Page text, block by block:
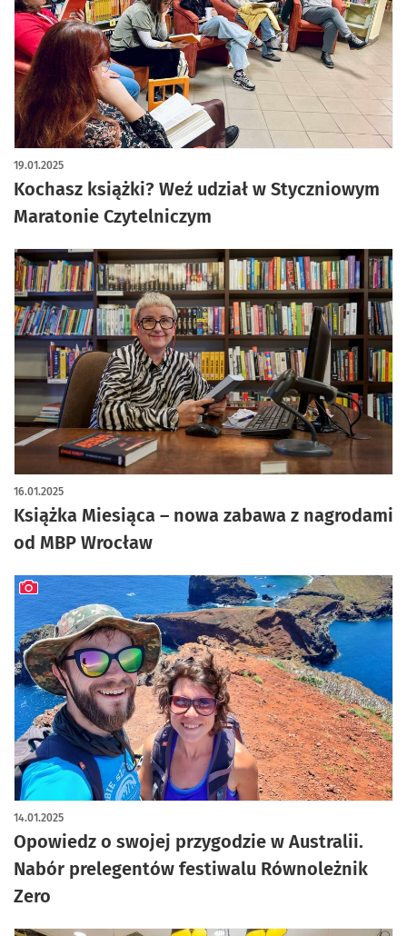
Kochasz książki? Weź udział w Styczniowym
Maratonie Czytelniczym
19.01.2025
Książka Miesiąca – nowa zabawa z nagrodami
od MBP Wrocław
16.01.2025
Opowiedz o swojej przygodzie w Australii.
Nabór prelegentów festiwalu Równoleżnik
Zero
14.01.2025
artykuł z galerią zdjęć